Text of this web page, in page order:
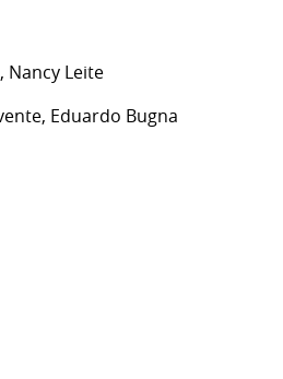
Nancy Leite
Eduardo Bugna